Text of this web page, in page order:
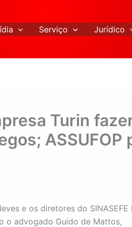
Serviço Jurídico
Turin
ASSUFOP
e os diretores do SINASEFE
o advogado Guido de Mattos,